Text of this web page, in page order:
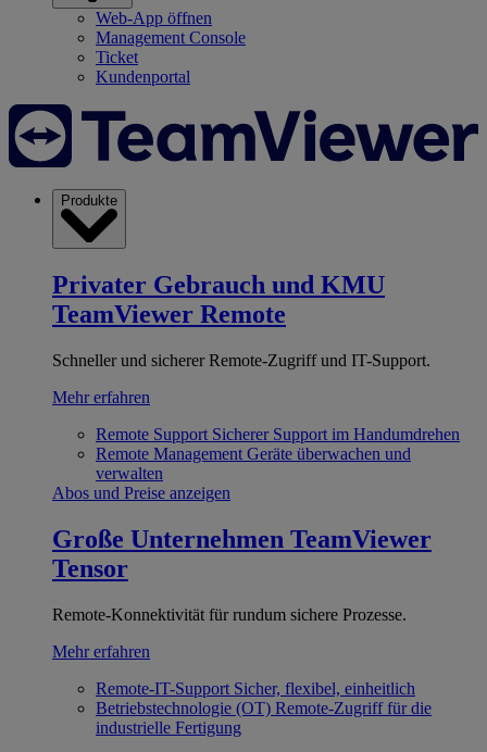
Web-App öffnen
Management Console
Ticket
Kundenportal
Produkte
Privater Gebrauch und KMU
TeamViewer Remote
Schneller und sicherer Remote-Zugriff und IT-Support.
Mehr erfahren
Remote Support Sicherer Support im Handumdrehen
Remote Management Geräte überwachen und
verwalten
Abos und Preise anzeigen
Große Unternehmen TeamViewer
Tensor
Remote-Konnektivität für rundum sichere Prozesse.
Mehr erfahren
Remote-IT-Support Sicher, flexibel, einheitlich
Betriebstechnologie (OT) Remote-Zugriff für die
industrielle Fertigung